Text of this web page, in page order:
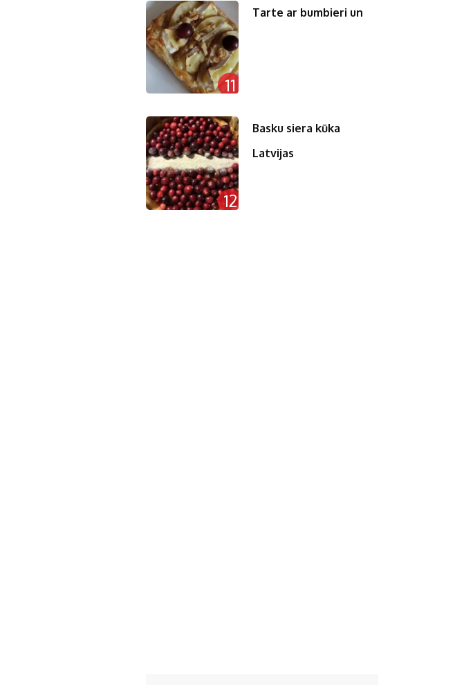
11
Tarte ar bumbieri un
12
Basku siera kūka
Latvijas